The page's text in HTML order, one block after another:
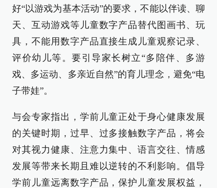
好“以游戏为基本活动”的要求，不能以伴读、聊
天、互动游戏等儿童数字产品替代图画书、玩
具，不能用数字产品直接生成儿童观察记录、
评价幼儿等。要引导家长树立“多陪伴、多游
戏、多运动、多亲近自然”的育儿理念，避免“电
子带娃”。
与会专家指出，学前儿童正处于身心健康发展
的关键时期，过早、过多接触数字产品，将会
对其视力健康、注意力集中、语言交往、情感
发展等带来长期且难以逆转的不利影响。倡导
学前儿童远离数字产品，保护儿童发展权益，